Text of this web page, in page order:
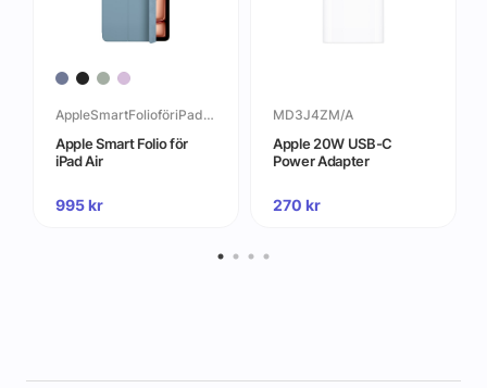
AppleSmartFolioföriPadAir
Apple Smart Folio för
iPad Air
995kr
MD3J4ZM/A
Apple 20W USB-C
Power Adapter
270 kr